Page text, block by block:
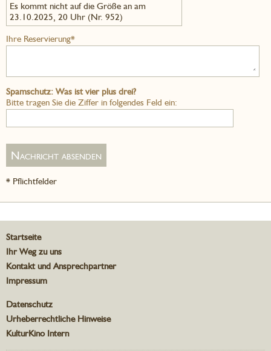
Es kommt nicht auf die Größe an am
23.10.2025, 20 Uhr (Nr. 952)
Ihre Reservierung*
Spamschutz: Was ist vier plus drei?
Bitte tragen Sie die Ziffer in folgendes Feld ein:
* Pflichtfelder
Startseite
Ihr Weg zu uns
Kontakt und Ansprechpartner
Impressum
Datenschutz
Urheberrechtliche Hinweise
KulturKino Intern